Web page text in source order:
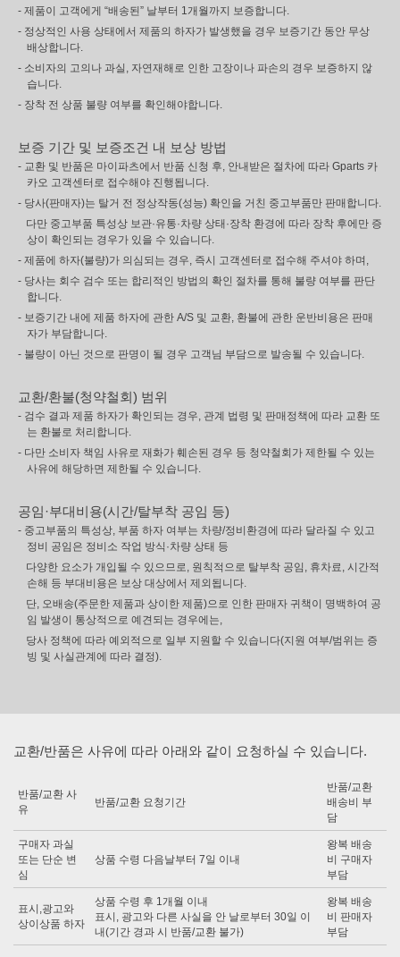
- 제품이 고객에게 “배송된” 날부터 1개월까지 보증합니다.
- 정상적인 사용 상태에서 제품의 하자가 발생했을 경우 보증기간 동안 무상
배상합니다.
- 소비자의 고의나 과실, 자연재해로 인한 고장이나 파손의 경우 보증하지 않
습니다.
- 장착 전 상품 불량 여부를 확인해야합니다.
보증 기간 및 보증조건 내 보상 방법
- 교환 및 반품은 마이파츠에서 반품 신청 후, 안내받은 절차에 따라 Gparts 카
카오 고객센터로 접수해야 진행됩니다.
- 당사(판매자)는 탈거 전 정상작동(성능) 확인을 거친 중고부품만 판매합니다.
다만 중고부품 특성상 보관·유통·차량 상태·장착 환경에 따라 장착 후에만 증
상이 확인되는 경우가 있을 수 있습니다.
- 제품에 하자(불량)가 의심되는 경우, 즉시 고객센터로 접수해 주셔야 하며,
- 당사는 회수 검수 또는 합리적인 방법의 확인 절차를 통해 불량 여부를 판단
합니다.
- 보증기간 내에 제품 하자에 관한 A/S 및 교환, 환불에 관한 운반비용은 판매
자가 부담합니다.
- 불량이 아닌 것으로 판명이 될 경우 고객님 부담으로 발송될 수 있습니다.
교환/환불(청약철회) 범위
- 검수 결과 제품 하자가 확인되는 경우, 관계 법령 및 판매정책에 따라 교환 또
는 환불로 처리합니다.
- 다만 소비자 책임 사유로 재화가 훼손된 경우 등 청약철회가 제한될 수 있는
사유에 해당하면 제한될 수 있습니다.
공임·부대비용(시간/탈부착 공임 등)
- 중고부품의 특성상, 부품 하자 여부는 차량/정비환경에 따라 달라질 수 있고
정비 공임은 정비소 작업 방식·차량 상태 등
다양한 요소가 개입될 수 있으므로, 원칙적으로 탈부착 공임, 휴차료, 시간적
손해 등 부대비용은 보상 대상에서 제외됩니다.
단, 오배송(주문한 제품과 상이한 제품)으로 인한 판매자 귀책이 명백하여 공
임 발생이 통상적으로 예견되는 경우에는,
당사 정책에 따라 예외적으로 일부 지원할 수 있습니다(지원 여부/범위는 증
빙 및 사실관계에 따라 결정).
교환/반품은 사유에 따라 아래와 같이 요청하실 수 있습니다.
반품/교환 사
유
반품/교환 요청기간
반품/교환
배송비 부
담
구매자 과실
또는 단순 변
심
상품 수령 다음날부터 7일 이내
왕복 배송
비 구매자
부담
표시,광고와
상이상품 하자
상품 수령 후 1개월 이내
표시, 광고와 다른 사실을 안 날로부터 30일 이
내(기간 경과 시 반품/교환 불가)
왕복 배송
비 판매자
부담